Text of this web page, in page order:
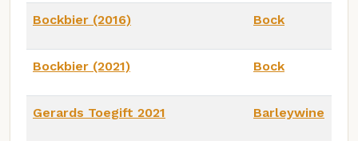
Bockbier (2016) Bock
Bockbier (2021) Bock
Gerards Toegift 2021 Barleywine